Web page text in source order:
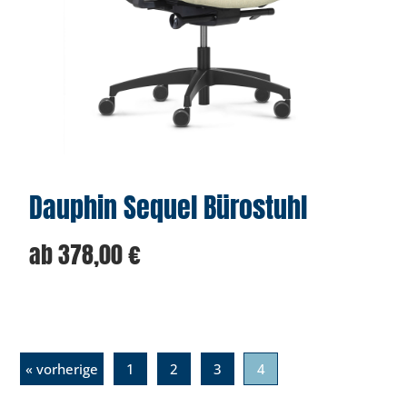
Dauphin Sequel Bürostuhl
ab378,00€
« vorherige 1 2 3 4